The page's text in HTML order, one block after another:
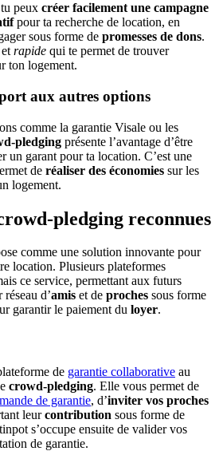
peux créer facilement une campagne
pour ta recherche de location, en
sous forme de promesses de dons.
et rapide qui te permet de trouver
ton logement.
aux autres options
comme la garantie Visale ou les
pledging présente l’avantage d’être
un garant pour ta location. C’est une
de réaliser des économies sur les
logement.
pledging reconnues
comme une solution innovante pour
location. Plusieurs plateformes
ce service, permettant aux futurs
d’amis et de proches sous forme
garantir le paiement du loyer.
de garantie collaborative au
crowd-pledging. Elle vous permet de
de garantie, d’inviter vos proches
leurcontribution sous forme de
s’occupe ensuite de valider vos
de garantie.